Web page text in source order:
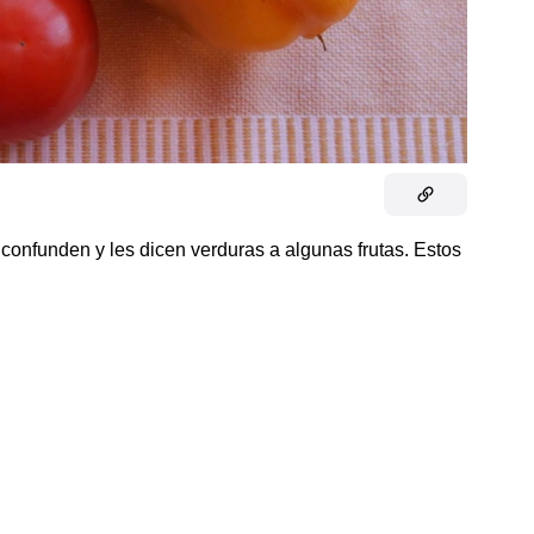
y les dicen verduras a algunas frutas. Estos